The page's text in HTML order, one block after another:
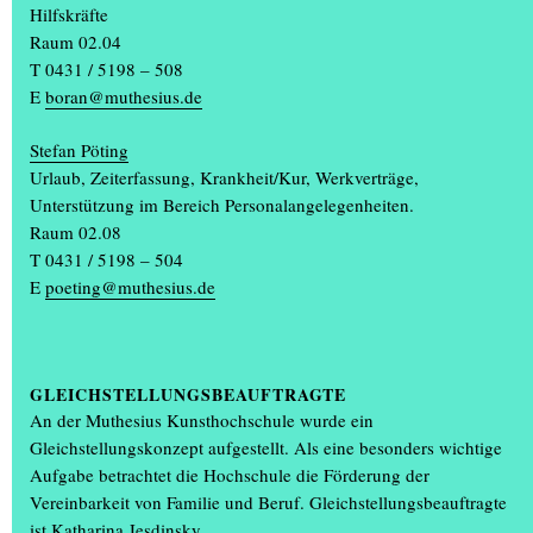
Freiwilligendienst in Polen kam Hayk Sargsyan für das Master-
Studium nach Kiel und arbeitet an der Muthesius Kunsthochschule
derzeit am Abschlussprojekt.
Weitere Meldungen
DR. SASCHA ENGELBACH ALS KANZLER
WIEDERGEWÄHLT
Der Senat der Muthesius Kunsthochschule hat am Mittwoch, 22.
bleibt zugleich Mitglied des Präsidiums. Professor Oswald Egger,
der Vorsitzende des Senats, gratulierte dem seit 2021 amtierenden
Kanzler herzlich.
„Über die Wiederwahl und das Vertrauen des Senats bin ich sehr
glücklich“, betonte Dr. Sascha Engelbach. „Die Muthesius
Hilfskräfte
Raum 02.04
T 0431 / 5198 – 508
E boran@muthesius.de
Stefan Pöting
Urlaub, Zeiterfassung, Krankheit/Kur, Werkverträge,
Unterstützung im Bereich Personalangelegenheiten.
Raum 02.08
T 0431 / 5198 – 504
E poeting@muthesius.de
GLEICHSTELLUNGSBEAUFTRAGTE
An der Muthesius Kunsthochschule wurde ein
Gleichstellungskonzept aufgestellt. Als eine besonders wichtige
Aufgabe betrachtet die Hochschule die Förderung der
Vereinbarkeit von Familie und Beruf. Gleichstellungsbeauftragte